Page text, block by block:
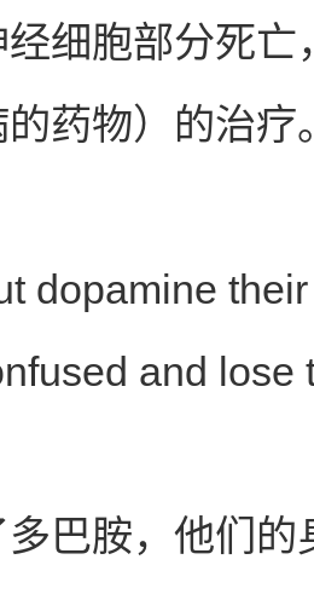
细胞部分死
药物）的治疗
their
and lose
胺，他们的